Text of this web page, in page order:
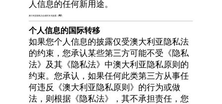
人信息的任何新用途。
澳大利亚隐私法合规性补充披露（AU）
个人信息的国际转移
如果您个人信息的披露仅受澳大利亚隐私法
的约束，您承认某些第三方可能不受《隐私
法》及其《隐私法》中澳大利亚隐私原则的
约束。您承认，如果任何此类第三方从事任
何违反《澳大利亚隐私原则》的行为或做
法，则根据《隐私法》，其不承担责任，您